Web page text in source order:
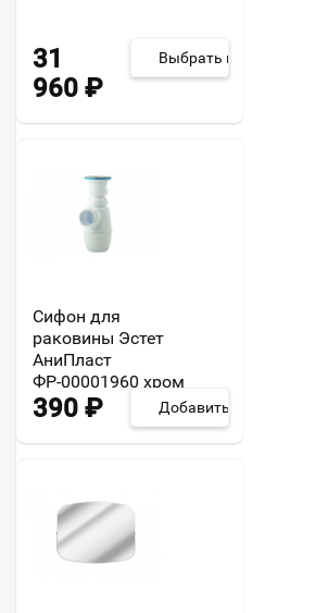
31
960 ₽
Выбрать из 2
Сифон для
раковины Эстет
АниПласт
ФР-00001960 хром
390 ₽ Добавить